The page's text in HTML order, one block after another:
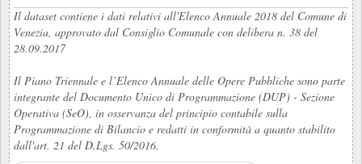
Il dataset contiene i dati relativi all'Elenco Annuale 2018 del Comune di
Venezia, approvato dal Consiglio Comunale con delibera n. 38 del
28.09.2017
Il Piano Triennale e l’Elenco Annuale delle Opere Pubbliche sono parte
integrante del Documento Unico di Programmazione (DUP) - Sezione
Operativa (SeO), in osservanza del principio contabile sulla
Programmazione di Bilancio e redatti in conformità a quanto stabilito
dall'art. 21 del D.Lgs. 50/2016.